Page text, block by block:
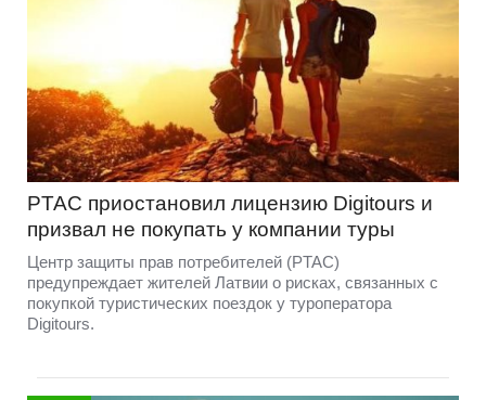
PTAC приостановил лицензию Digitours и
призвал не покупать у компании туры
Центр защиты прав потребителей (PTAC)
предупреждает жителей Латвии о рисках, связанных с
покупкой туристических поездок у туроператора
Digitours.